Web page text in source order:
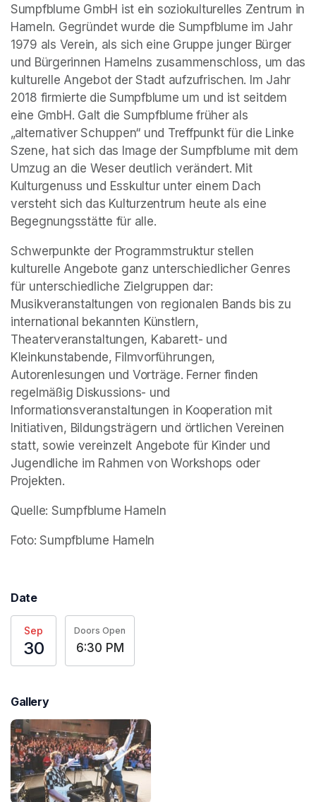
Sumpfblume GmbH ist ein soziokulturelles Zentrum in
Hameln. Gegründet wurde die Sumpfblume im Jahr
1979 als Verein, als sich eine Gruppe junger Bürger
und Bürgerinnen Hamelns zusammenschloss, um das
kulturelle Angebot der Stadt aufzufrischen. Im Jahr
2018 firmierte die Sumpfblume um und ist seitdem
eine GmbH. Galt die Sumpfblume früher als
„alternativer Schuppen“ und Treffpunkt für die Linke
Szene, hat sich das Image der Sumpfblume mit dem
Umzug an die Weser deutlich verändert. Mit
Kulturgenuss und Esskultur unter einem Dach
versteht sich das Kulturzentrum heute als eine
Begegnungsstätte für alle.
Schwerpunkte der Programmstruktur stellen
kulturelle Angebote ganz unterschiedlicher Genres
für unterschiedliche Zielgruppen dar:
Musikveranstaltungen von regionalen Bands bis zu
international bekannten Künstlern,
Theaterveranstaltungen, Kabarett- und
Kleinkunstabende, Filmvorführungen,
Autorenlesungen und Vorträge. Ferner finden
regelmäßig Diskussions- und
Informationsveranstaltungen in Kooperation mit
Initiativen, Bildungsträgern und örtlichen Vereinen
statt, sowie vereinzelt Angebote für Kinder und
Jugendliche im Rahmen von Workshops oder
Projekten.
Quelle: Sumpfblume Hameln
Foto: Sumpfblume Hameln
Date
Sep
30
Doors Open
6:30 PM
Gallery